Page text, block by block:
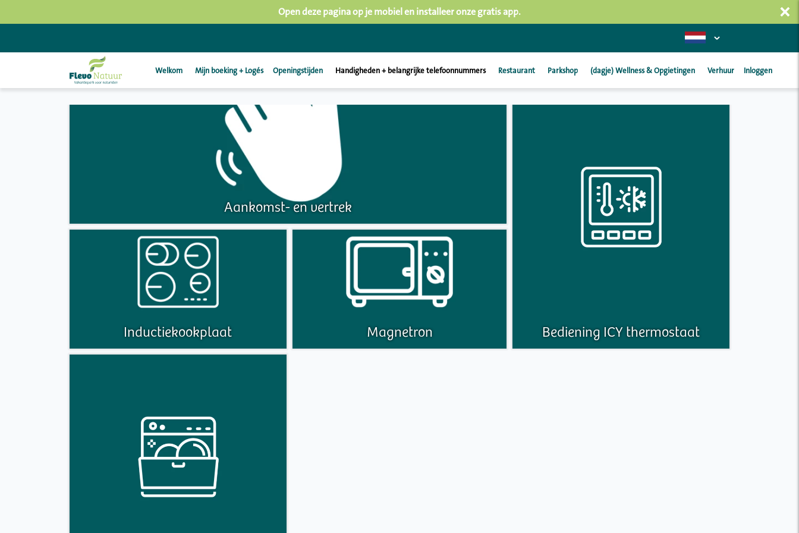
Open deze pagina op je mobiel en installeer onze gratis app. ×
Welkom Mijn boeking + Logés Openingstijden Handigheden + belangrijke telefoonnummers Restaurant Parkshop (dagje) Wellness & Opgietingen Verhuur Inloggen
Aankomst- en vertrek
Bediening ICY thermostaat
Inductiekookplaat Magnetron